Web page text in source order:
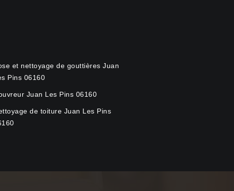
et nettoyage de gouttières Juan
Pins 06160
Juan Les Pins 06160
de toiture Juan Les Pins